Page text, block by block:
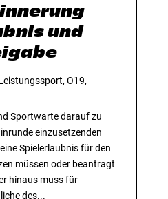
und
, O19,
Sportwarte darauf zu
einzusetzenden
Spielerlaubnis für den
müssen oder beantragt
hinaus muss für
des...